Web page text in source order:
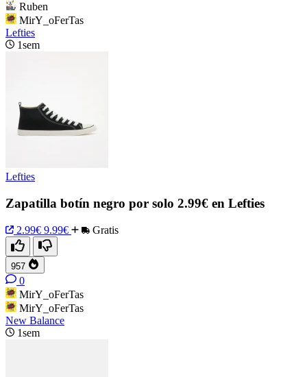
Ruben
MirY_oFerTas
Lefties
1sem
Lefties
Zapatilla botín negro por solo 2.99€ en Lefties
2.99€ 9.99€ Gratis
957
0
MirY_oFerTas
MirY_oFerTas
New Balance
1sem